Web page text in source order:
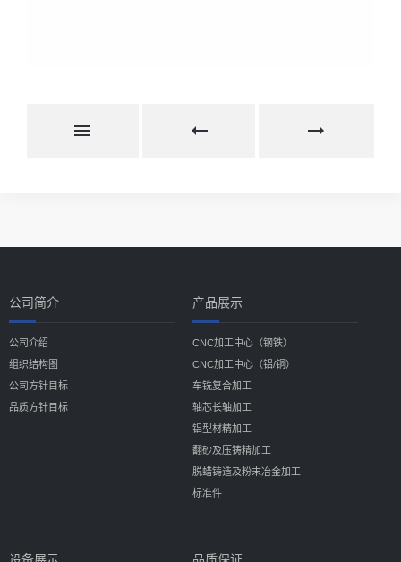
公司简介
公司介绍
组织结构图
公司方针目标
品质方针目标
产品展示
CNC加工中心（钢铁）
CNC加工中心（铝/铜）
车铣复合加工
轴芯长轴加工
铝型材精加工
翻砂及压铸精加工
脱蜡铸造及粉末冶金加工
标准件